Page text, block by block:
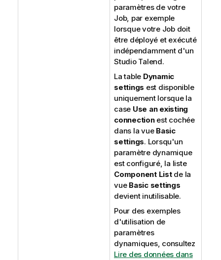
paramètres de votre
Job, par exemple
lorsque votre Job doit
être déployé et exécuté
indépendamment d'un
Studio Talend.
La table Dynamic
settings est disponible
uniquement lorsque la
case Use an existing
connectionest cochée
dans la vue Basic
settings. Lorsqu'un
paramètre dynamique
est configuré, la liste
Component Listde la
vue Basic settings
devient inutilisable.
Pour des exemples
d'utilisation de
paramètres
dynamiques, consultez
Lire des données dans